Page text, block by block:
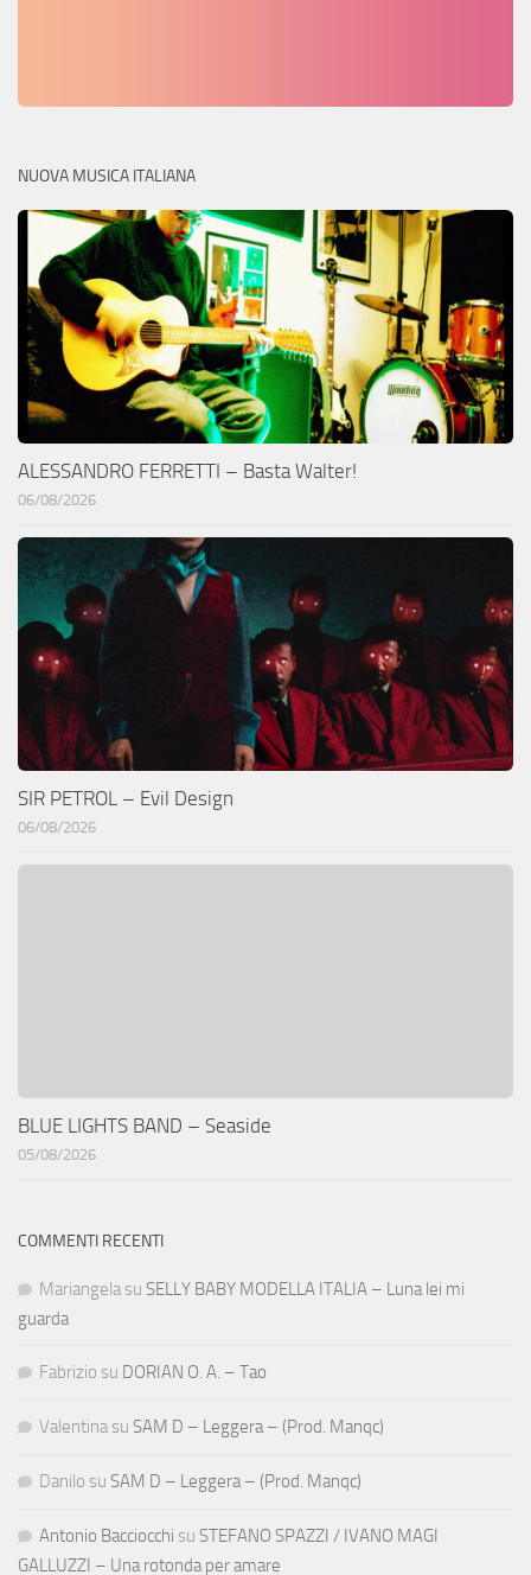
NUOVA MUSICA ITALIANA
ALESSANDRO FERRETTI – Basta Walter!
06/08/2026
SIR PETROL – Evil Design
06/08/2026
BLUE LIGHTS BAND – Seaside
05/08/2026
COMMENTI RECENTI
Mariangela su SELLY BABY MODELLA ITALIA – Luna lei mi
guarda
Fabrizio su DORIAN O. A. – Tao
Valentina su SAM D – Leggera – (Prod. Manqc)
Danilo su SAM D – Leggera – (Prod. Manqc)
Antonio Bacciocchi su STEFANO SPAZZI / IVANO MAGI
GALLUZZI – Una rotonda per amare